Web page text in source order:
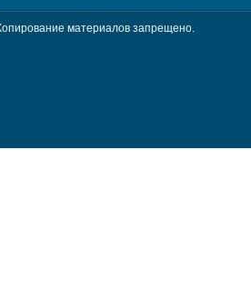
материалов запрещено.